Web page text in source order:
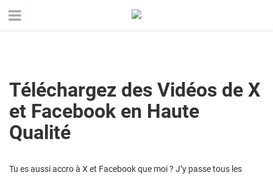
Téléchargez des Vidéos de X
et Facebook en Haute
Qualité
Tu es aussi accro à X et Facebook que moi ? J’y passe tous les